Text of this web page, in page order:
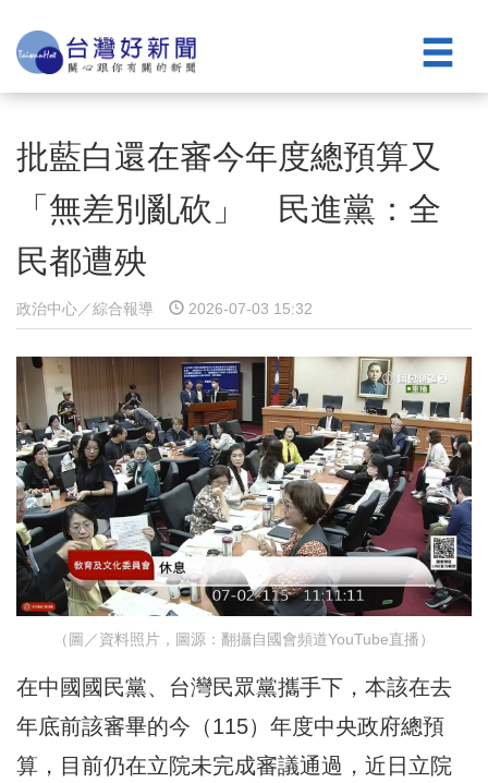
批藍白還在審今年度總預算又
「無差別亂砍」 民進黨：全
民都遭殃
政治中心／綜合報導 2026-07-03 15:32
（圖／資料照片，圖源：翻攝自國會頻道YouTube直播）
在中國國民黨、台灣民眾黨攜手下，本該在去
年底前該審畢的今（115）年度中央政府總預
算，目前仍在立院未完成審議通過，近日立院